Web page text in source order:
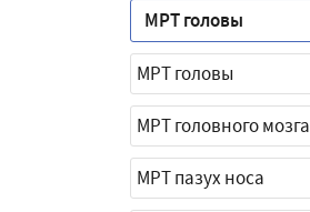
МРТ головы
МРТ головы
МРТ головного мозга
МРТ пазух носа